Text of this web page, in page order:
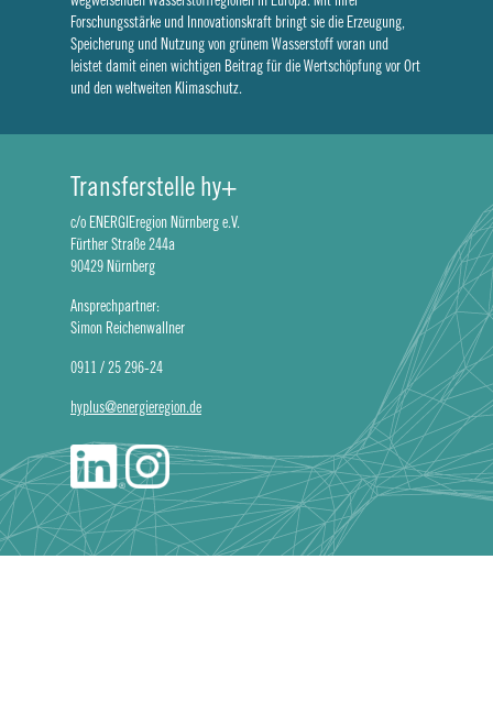
Forschungsstärke und Innovationskraft bringt sie die Erzeugung,
Speicherung und Nutzung von grünem Wasserstoff voran und
leistet damit einen wichtigen Beitrag für die Wertschöpfung vor Ort
und den weltweiten Klimaschutz.
Transferstelle hy+
c/o ENERGIEregion Nürnberg e.V.
Fürther Straße 244a
90429 Nürnberg
Ansprechpartner:
Simon Reichenwallner
0911 / 25 296-24
hyplus@energieregion.de